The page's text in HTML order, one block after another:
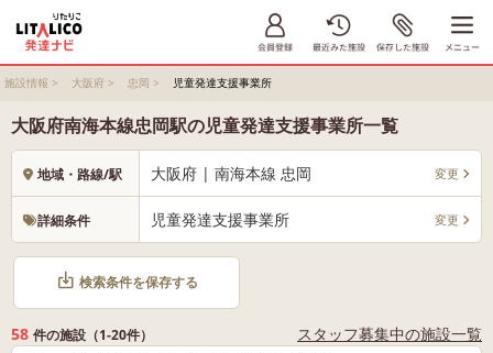
施設情報 > 大阪府 > 忠岡 > 児童発達支援事業所
大阪府南海本線忠岡駅の児童発達支援事業所一覧
地域・路線/駅 大阪府 | 南海本線 忠岡 変更
詳細条件 児童発達支援事業所 変更
検索条件を保存する
58 件の施設（1-20件） スタッフ募集中の施設一覧